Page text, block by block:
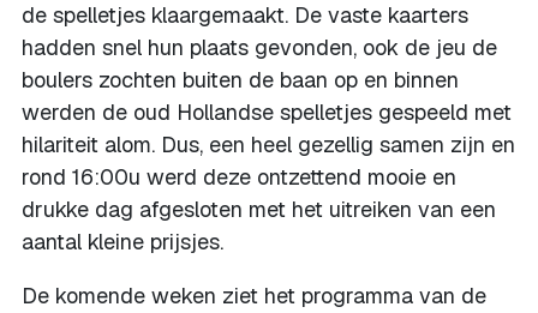
de spelletjes klaargemaakt. De vaste kaarters
hadden snel hun plaats gevonden, ook de jeu de
boulers zochten buiten de baan op en binnen
werden de oud Hollandse spelletjes gespeeld met
hilariteit alom. Dus, een heel gezellig samen zijn en
rond 16:00u werd deze ontzettend mooie en
drukke dag afgesloten met het uitreiken van een
aantal kleine prijsjes.
De komende weken ziet het programma van de